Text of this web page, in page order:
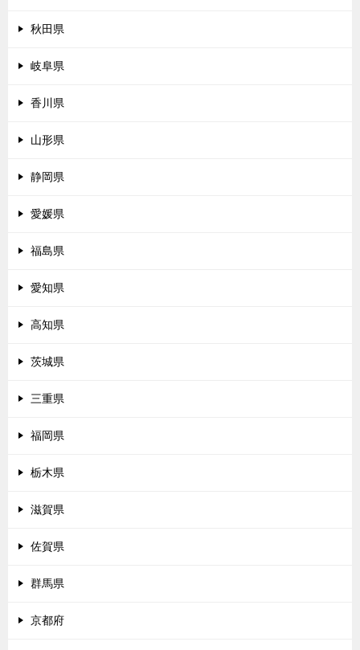
秋田県
岐阜県
香川県
山形県
静岡県
愛媛県
福島県
愛知県
高知県
茨城県
三重県
福岡県
栃木県
滋賀県
佐賀県
群馬県
京都府